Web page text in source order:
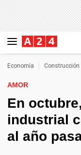
Economía Construcción
AMOR
En
industrial
al año